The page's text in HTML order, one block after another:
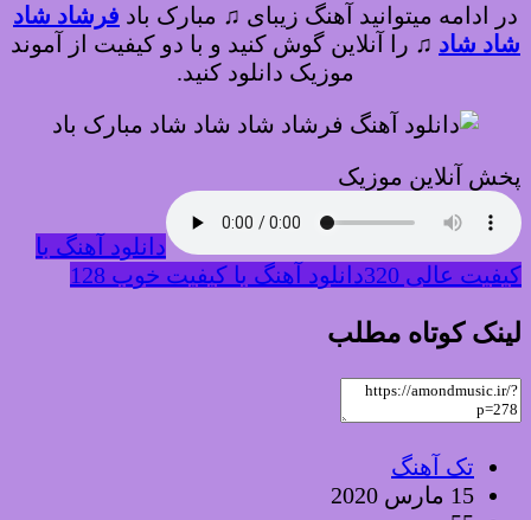
در ادامه میتوانید آهنگ زیبای ♫ مبارک باد فرشاد شاد
شاد شاد ♫ را آنلاین گوش کنید و با دو کیفیت از آموند
موزیک دانلود کنید.
پخش آنلاین موزیک
دانلود آهنگ با
کیفیت عالی 320
دانلود آهنگ با کیفیت خوب 128
لینک کوتاه مطلب
تک آهنگ
15 مارس 2020